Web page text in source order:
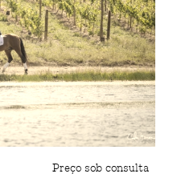
Preço sob consulta